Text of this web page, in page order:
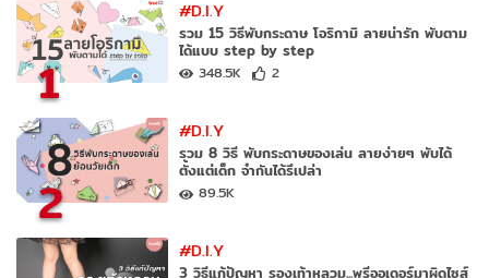
1
#D.I.Y
รวม 15 วิธีพับกระดาษ โอริกามิ ลายน่ารัก พับตาม
ได้แบบ step by step
348.5K 2
2
#D.I.Y
รวม 8 วิธี พับกระดาษของเล่น ลายง่ายๆ พับได้
ตั้งแต่เด็ก จำกันได้รึเปล่า
89.5K
#D.I.Y
3 วิธีแก้ปัญหา รองเท้าหลวม...พรีออเดอร์มาผิดไซส์